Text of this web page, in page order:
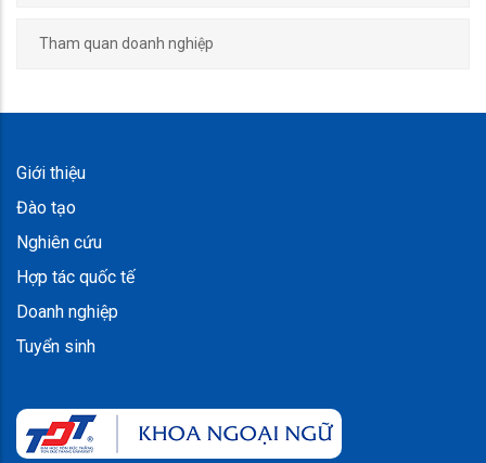
Tham quan doanh nghiệp
Giới thiệu
Đào tạo
Nghiên cứu
Hợp tác quốc tế
Doanh nghiệp
Tuyển sinh